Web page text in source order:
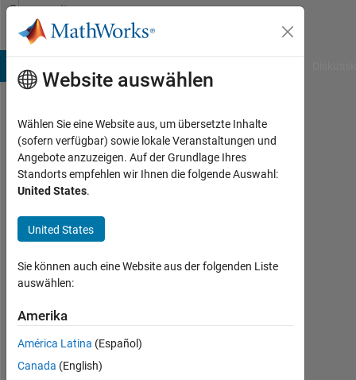
Weiter zum Inhalt
Community
Profile
Metin
Akyol
Last
etwa
4
Jahre
Aktiv
seit
2021
Website auswählen
Wählen Sie eine Website aus, um übersetzte Inhalte
(sofern verfügbar) sowie lokale Veranstaltungen und
Angebote anzuzeigen. Auf der Grundlage Ihres
Standorts empfehlen wir Ihnen die folgende Auswahl:
United States.
United States
Sie können auch eine Website aus der folgenden Liste
auswählen:
Amerika
América Latina (Español)
Canada (English)